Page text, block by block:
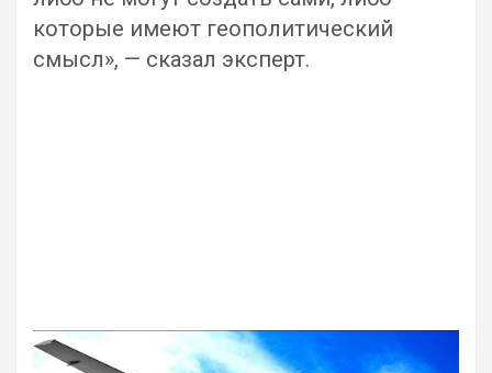
которые имеют геополитический
смысл», — сказал эксперт.